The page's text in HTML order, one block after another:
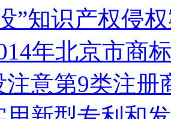
”知识产权侵
年北京市商
注意第9类注册